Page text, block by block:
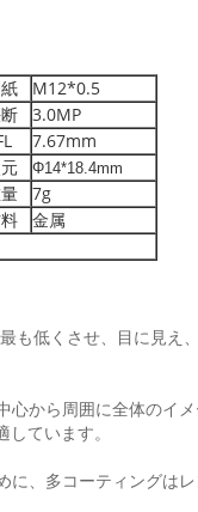
M12*0.5
3.0MP
7.67mm
Φ14*18.4mm
7g
金属
も低くさせ、目に見
から周囲に全体のイ
ています。
、多コーティングは